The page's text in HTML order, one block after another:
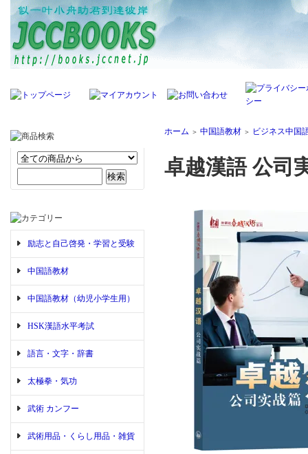
励志と自己啓発・学習と受験
中国語教材
中国語教材（幼児小学生用）
HSK漢語水平考試
語言・文字・辞書
太極拳・気功
武術 カンフー
武術用品・くらし用品・雑貨
ホーム ＞ 中国語教材 ＞ ビジネス中国
卓越漢語 公司